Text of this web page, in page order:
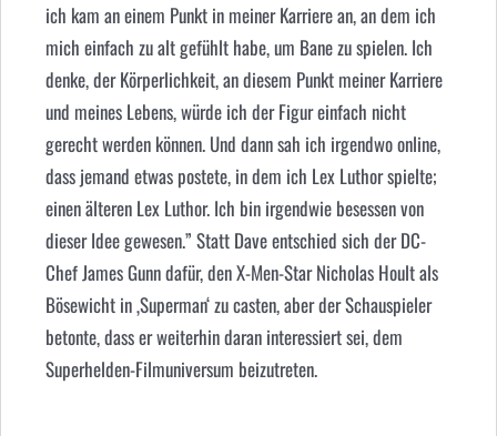
ich kam an einem Punkt in meiner Karriere an, an dem ich
mich einfach zu alt gefühlt habe, um Bane zu spielen. Ich
denke, der Körperlichkeit, an diesem Punkt meiner Karriere
und meines Lebens, würde ich der Figur einfach nicht
gerecht werden können. Und dann sah ich irgendwo online,
dass jemand etwas postete, in dem ich Lex Luthor spielte;
einen älteren Lex Luthor. Ich bin irgendwie besessen von
dieser Idee gewesen.” Statt Dave entschied sich der DC-
Chef James Gunn dafür, den X-Men-StarNicholas Houltals
Bösewicht in ‚Superman‘ zu casten, aber der Schauspieler
betonte, dass er weiterhin daran interessiert sei, dem
Superhelden-Filmuniversum beizutreten.